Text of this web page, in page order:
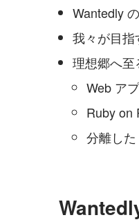
Wantedly
我々が目指
理想郷へ至
Web ア
Ruby on
分離し